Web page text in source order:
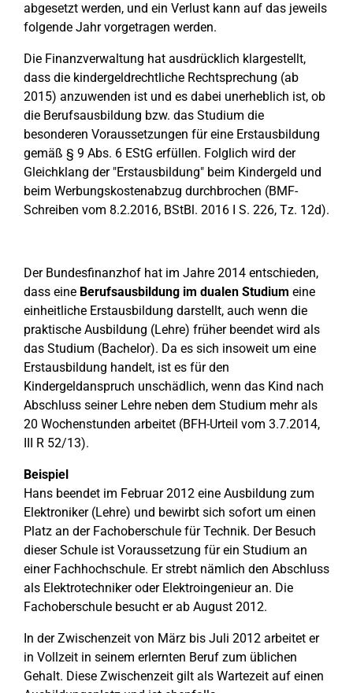
abgesetzt werden, und ein Verlust kann auf das jeweils
folgende Jahr vorgetragen werden.
Die Finanzverwaltung hat ausdrücklich klargestellt,
dass die kindergeldrechtliche Rechtsprechung (ab
2015) anzuwenden ist und es dabei unerheblich ist, ob
die Berufsausbildung bzw. das Studium die
besonderen Voraussetzungen für eine Erstausbildung
gemäß § 9 Abs. 6 EStG erfüllen. Folglich wird der
Gleichklang der "Erstausbildung" beim Kindergeld und
beim Werbungskostenabzug durchbrochen (BMF-
Schreiben vom 8.2.2016, BStBl. 2016 I S. 226, Tz. 12d).
Der Bundesfinanzhof hat im Jahre 2014 entschieden,
dass eine Berufsausbildung im dualen Studium eine
einheitliche Erstausbildung darstellt, auch wenn die
praktische Ausbildung (Lehre) früher beendet wird als
das Studium (Bachelor). Da es sich insoweit um eine
Erstausbildung handelt, ist es für den
Kindergeldanspruch unschädlich, wenn das Kind nach
Abschluss seiner Lehre neben dem Studium mehr als
20 Wochenstunden arbeitet (BFH-Urteil vom 3.7.2014,
III R 52/13).
Beispiel
Hans beendet im Februar 2012 eine Ausbildung zum
Elektroniker (Lehre) und bewirbt sich sofort um einen
Platz an der Fachoberschule für Technik. Der Besuch
dieser Schule ist Voraussetzung für ein Studium an
einer Fachhochschule. Er strebt nämlich den Abschluss
als Elektrotechniker oder Elektroingenieur an. Die
Fachoberschule besucht er ab August 2012.
In der Zwischenzeit von März bis Juli 2012 arbeitet er
in Vollzeit in seinem erlernten Beruf zum üblichen
Gehalt. Diese Zwischenzeit gilt als Wartezeit auf einen